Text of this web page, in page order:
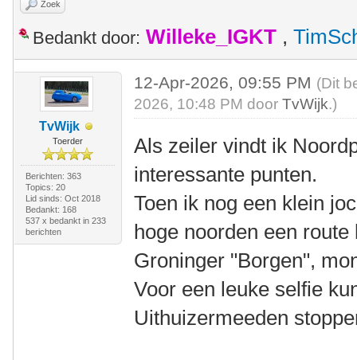
Zoek
Bedankt door: Willeke_IGKT ,
TvWijk
Toerder
Berichten: 363
Topics: 20
Lid sinds: Oct 2018
Bedankt: 168
537 x bedankt in 233
berichten
12-Apr-2026, 09:55 PM (Dit
2026, 10:48 PM doorTvWijk.)
Als zeiler vindt ik
interessante punten.
Toen ik nog een klein
hoge noorden een
Groninger "Borgen",
Voor een leuke selfie
Uithuizermeeden